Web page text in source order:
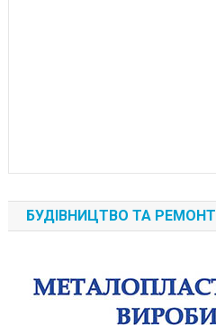
БУДІВНИЦТВО ТА РЕМОНТ